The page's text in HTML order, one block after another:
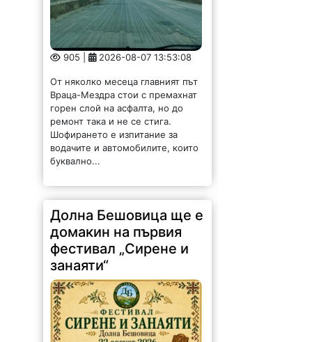
905 | 2026-08-07 13:53:08
От няколко месеца главният път
Враца-Мездра стои с премахнат
горен слой на асфалта, но до
ремонт така и не се стига.
Шофирането е изпитание за
водачите и автомобилите, които
буквално...
Долна Бешовица ще е
домакин на първия
фестивал „Сирене и
занаяти“